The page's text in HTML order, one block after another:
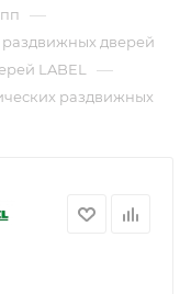
—
раздвижных дверей
LABEL —
раздвижных